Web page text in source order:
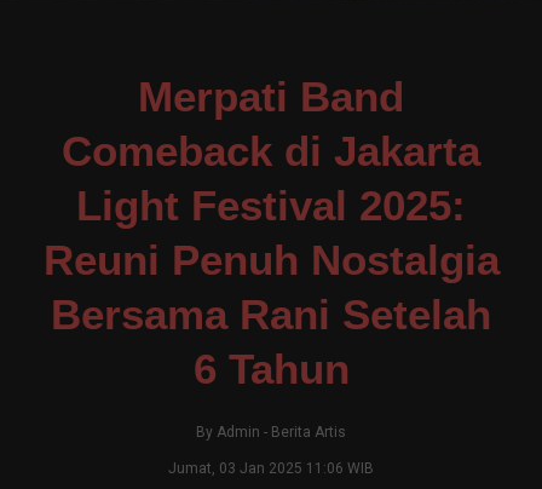
Merpati Band
Comeback di Jakarta
Light Festival 2025:
Reuni Penuh Nostalgia
Bersama Rani Setelah
6 Tahun
By Admin - Berita Artis
Jumat, 03 Jan 2025 11:06 WIB